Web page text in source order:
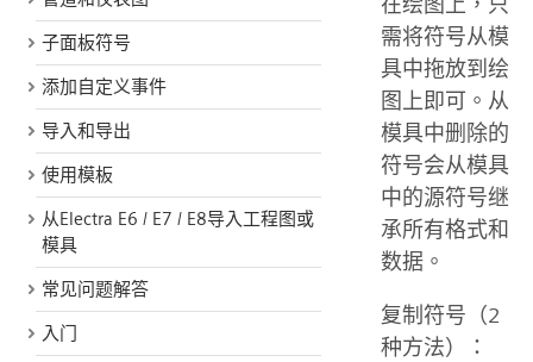
子面板符号
添加自定义事件
导入和导出
使用模板
从Electra E6 / E7 / E8导入工程图或
模具
常见问题解答
入门
需将符号从模
具中拖放到绘
图上即可。从
模具中删除的
符号会从模具
中的源符号继
承所有格式和
数据。
复制符号（2
种方法）：